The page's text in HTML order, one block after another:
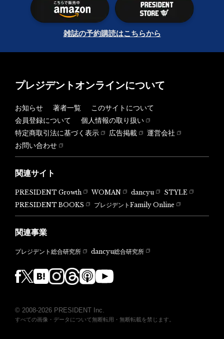
雑誌の予約購読はこちらから
プレジデントオンラインについて
お知らせ 著者一覧
このサイトについて
会員登録について
個人情報の取り扱い
特定商取引法に基づく表示
広告掲載
運営会社
お問い合わせ
関連サイト
PRESIDENT Growth WOMAN dancyu
STYLE
PRESIDENT BOOKS
プレジデントFamily Online
関連事業
プレジデント総合研究所 dancyu総合研究所
© 2008-2026 PRESIDENT Inc.
すべての画像・データについて無断転用・無断転載を禁じます。